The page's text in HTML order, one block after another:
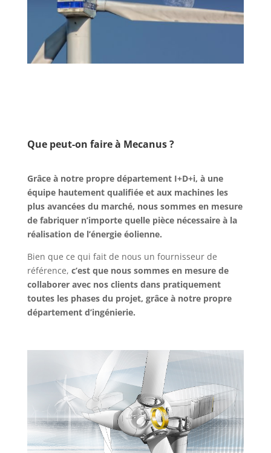
Que peut-on faire à Mecanus ?
Grâce à notre propre département I+D+i, à une
équipe hautement qualifiée et aux machines les
plus avancées du marché, nous sommes en mesure
de fabriquer n’importe quelle pièce nécessaire à la
réalisation de l’énergie éolienne.
Bien que ce qui fait de nous un fournisseur de
référence, c’est que nous sommes en mesure de
collaborer avec nos clients dans pratiquement
toutes les phases du projet, grâce à notre propre
département d’ingénierie.